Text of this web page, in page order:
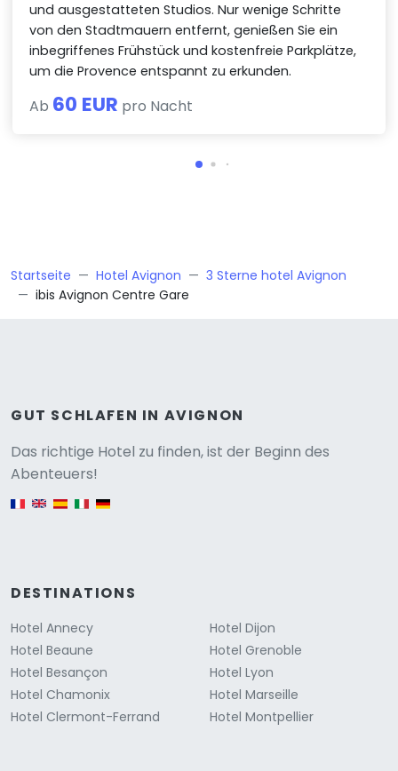
und ausgestatteten Studios. Nur wenige Schritte
von den Stadtmauern entfernt, genießen Sie ein
inbegriffenes Frühstück und kostenfreie Parkplätze,
um die Provence entspannt zu erkunden.
Ab 60 EUR pro Nacht
Startseite Hotel Avignon
3 Sterne hotel Avignon
ibis Avignon Centre Gare
GUT SCHLAFEN IN AVIGNON
Das richtige Hotel zu finden, ist der Beginn des
Abenteuers!
English version
DESTINATIONS
Hotel Annecy
Hotel Beaune
Hotel Besançon
Hotel Chamonix
Hotel Clermont-Ferrand
Hotel Dijon
Hotel Grenoble
Hotel Lyon
Hotel Marseille
Hotel Montpellier